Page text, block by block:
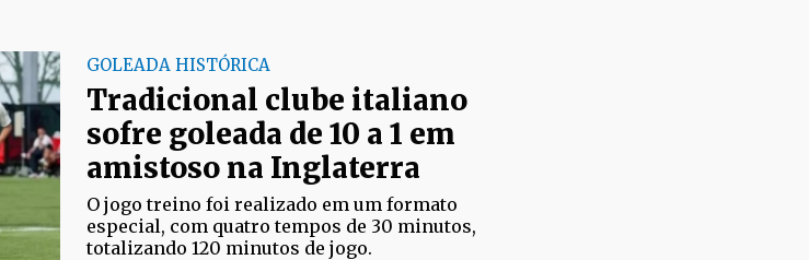
GOLEADA HISTÓRICA
Tradicional clube italiano
sofre goleada de 10 a 1 em
amistoso na Inglaterra
O jogo treino foi realizado em um formato
especial, com quatro tempos de 30 minutos,
totalizando 120 minutos de jogo.